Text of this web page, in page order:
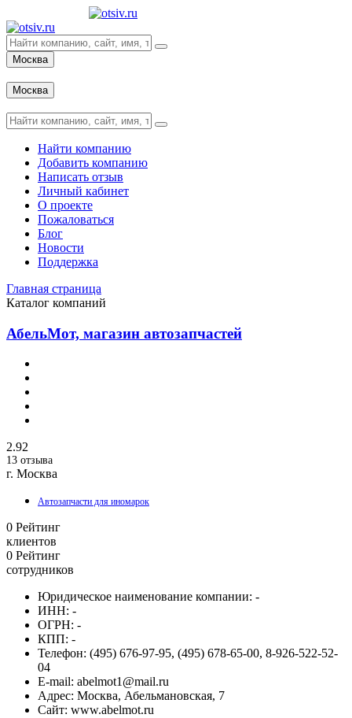
Москва
Москва
Найти компанию
Добавить компанию
Написать отзыв
Личный кабинет
О проекте
Пожаловаться
Блог
Новости
Поддержка
Главная страница
Каталог компаний
АбельМот, магазин автозапчастей
2.92
13 отзыва
г. Москва
Автозапчасти для иномарок
0 Рейтинг
клиентов
0 Рейтинг
сотрудников
Юридическое наименование компании: -
ИНН: -
ОГРН: -
КПП: -
Телефон: (495) 676-97-95, (495) 678-65-00, 8-926-522-52-
04
E-mail: abelmot1@mail.ru
Адрес: Москва, Абельмановская, 7
Сайт: www.abelmot.ru